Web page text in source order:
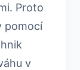
Proto
pomocí
v